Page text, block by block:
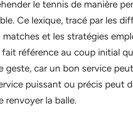
le tennis de manière
Ce lexique, tracé par les
matches et les stratégies
fait référence au coup initial
geste, car un bon service
puissant ou précis peut
renvoyer la balle.